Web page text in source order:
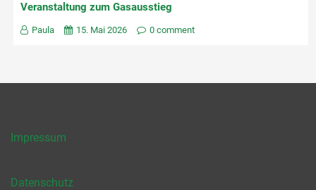
Veranstaltung zum Gasausstieg
Paula 15. Mai 2026 0 comment
Impressum
Datenschutz